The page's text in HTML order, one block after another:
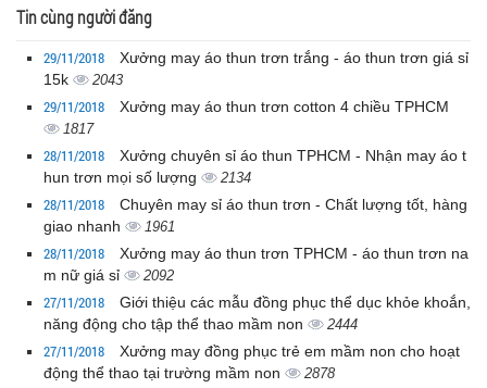
Tin cùng người đăng
29/11/2018
Xưởng may áo thun trơn trắng - áo thun trơn giá sỉ
15k
2043
29/11/2018 Xưởng may áo thun trơn cotton 4 chiều TPHCM
1817
28/11/2018
Xưởng chuyên sỉ áo thun TPHCM - Nhận may áo t
hun trơn mọi số lượng
2134
28/11/2018
Chuyên may sỉ áo thun trơn - Chất lượng tốt, hàng
giao nhanh
1961
28/11/2018
Xưởng may áo thun trơn TPHCM - áo thun trơn na
m nữ giá sỉ
2092
27/11/2018
Giới thiệu các mẫu đồng phục thể dục khỏe khoắn,
năng động cho tập thể thao mầm non
2444
27/11/2018
Xưởng may đồng phục trẻ em mầm non cho hoạt
động thể thao tại trường mầm non
2878